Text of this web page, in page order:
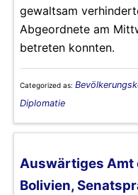
gewaltsam
Abgeordnete am
betreten konnten.
Categorized as:
Diplomatie
Auswärtiges Amt
Bolivien,